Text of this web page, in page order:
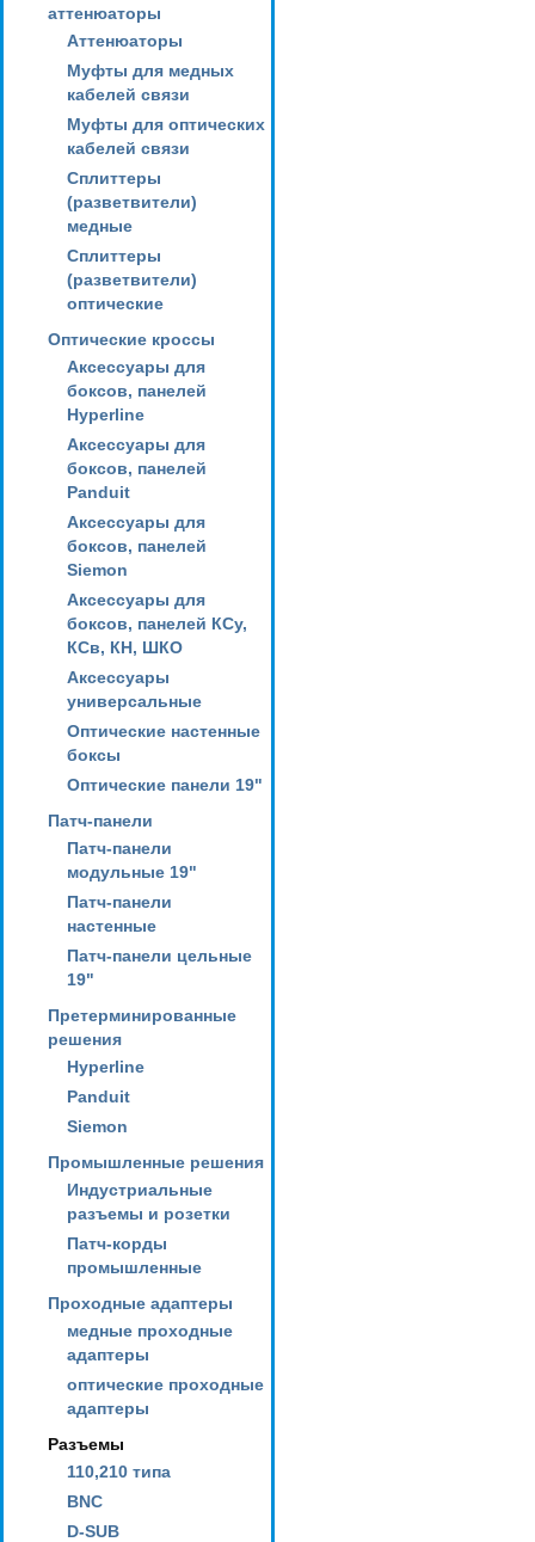
аттенюаторы
Аттенюаторы
Муфты для медных
кабелей связи
Муфты для оптических
кабелей связи
Сплиттеры
(разветвители)
медные
Сплиттеры
(разветвители)
оптические
Оптические кроссы
Аксессуары для
боксов, панелей
Hyperline
Аксессуары для
боксов, панелей
Panduit
Аксессуары для
боксов, панелей
Siemon
Аксессуары для
боксов, панелей КСу,
КСв, КН, ШКО
Аксессуары
универсальные
Оптические настенные
боксы
Оптические панели 19"
Патч-панели
Патч-панели
модульные 19"
Патч-панели
настенные
Патч-панели цельные
19"
Претерминированные
решения
Hyperline
Panduit
Siemon
Промышленные решения
Индустриальные
разъемы и розетки
Патч-корды
промышленные
Проходные адаптеры
медные проходные
адаптеры
оптические проходные
адаптеры
Разъемы
110,210 типа
BNC
D-SUB